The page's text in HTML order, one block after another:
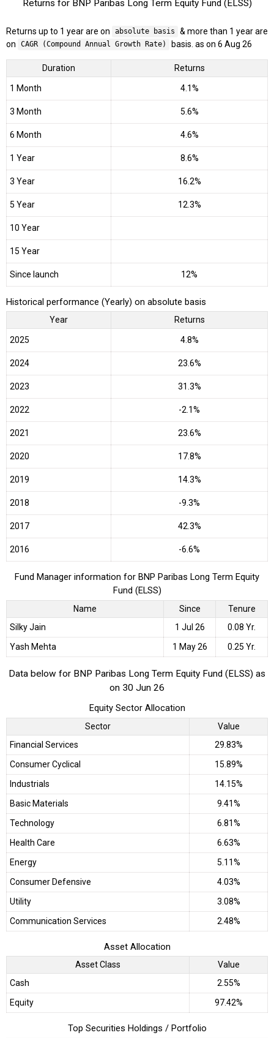
Returns for BNP Paribas Long Term Equity Fund (ELSS)
Returns up to 1 year are on absolute basis
& more than 1 year are
on
CAGR (Compound Annual Growth Rate) basis. as on 6 Aug 26
Duration Returns
1 Month 4.1%
3 Month 5.6%
6 Month 4.6%
1 Year 8.6%
3 Year 16.2%
5 Year 12.3%
10 Year
15 Year
Since launch 12%
Historical performance (Yearly) on absolute basis
Year Returns
2025 4.8%
2024 23.6%
2023 31.3%
2022 -2.1%
2021 23.6%
2020 17.8%
2019 14.3%
2018 -9.3%
2017 42.3%
2016 -6.6%
Fund Manager information for BNP Paribas Long Term Equity
Fund (ELSS)
Name Since
Tenure
Silky Jain
1 Jul 26
0.08 Yr.
Yash Mehta
1 May 26 0.25 Yr.
Data below for BNP Paribas Long Term Equity Fund (ELSS) as
on 30 Jun 26
Equity Sector Allocation
Sector
Value
Financial Services
29.83%
Consumer Cyclical
15.89%
Industrials
14.15%
Basic Materials
9.41%
Technology
6.81%
Health Care
6.63%
Energy
5.11%
Consumer Defensive
4.03%
Utility
3.08%
Communication Services
2.48%
Asset Allocation
Asset Class
Value
Cash
2.55%
Equity
97.42%
Top Securities Holdings / Portfolio